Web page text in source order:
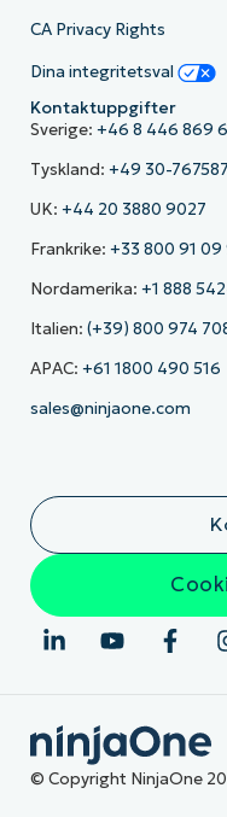
CA Privacy Rights
Dina integritetsval
Kontaktuppgifter
Sverige: +46 8 446 869
Tyskland: +49 30-
UK: +44 20 3880 9027
Frankrike: +33 800 91 09
Nordamerika: +1 888
Italien: (+39) 800 974
APAC: +61 1800 490 516
sales@ninjaone.com
© Copyright NinjaOne